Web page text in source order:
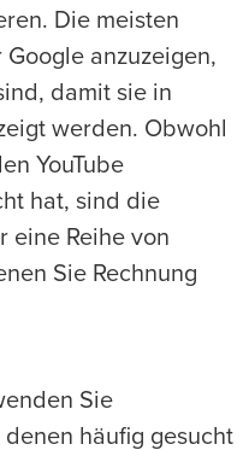
Die meisten
anzuzeigen,
damit sie in
werden. Obwohl
YouTube
hat, sind die
eine Reihe von
Sie Rechnung
Sie
häufig gesucht